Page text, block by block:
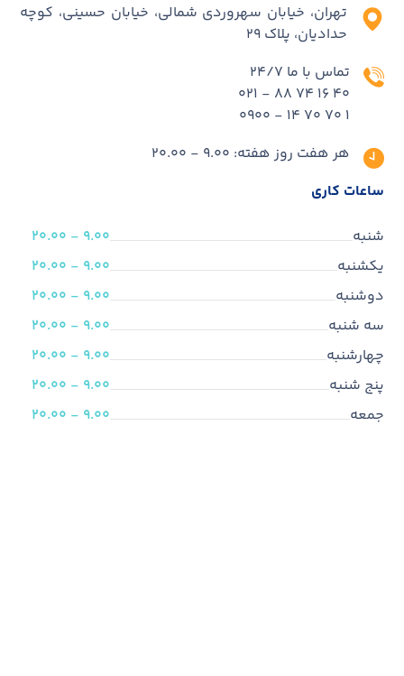
تهران، خیابان سهروردی شمالی، خیابان حسینی، کوچه
حدادیان، پلاک ۲۹
تماس با ما 24/7
40 16 74 88 - 021
1 70 70 14 - 0900
هر هفت روز هفته: 9.00 - 20.00
ساعات کاری
شنبه
9.00 - 20.00
یکشنبه
9.00 - 20.00
دوشنبه
9.00 - 20.00
سه شنبه
9.00 - 20.00
چهارشنبه
9.00 - 20.00
پنج شنبه
9.00 - 20.00
جمعه
9.00 - 20.00